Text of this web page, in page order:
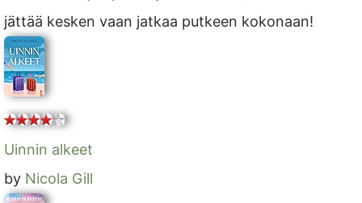
jättää kesken vaan jatkaa putkeen kokonaan!
Uinnin alkeet
by Nicola Gill